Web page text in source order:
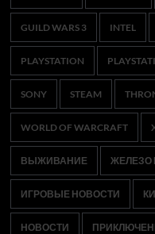
GUILD WARS 3 INTEL
PLAYSTATION
SONY STEAM
WORLD OF WARCRAFT
ВЫЖИВАНИЕ ЖЕЛЕЗО
ИГРОВЫЕ НОВОСТИ
НОВОСТИ